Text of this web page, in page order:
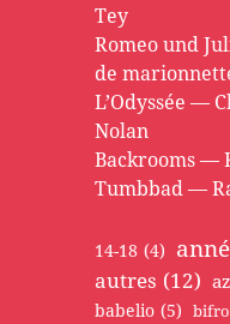
Tey
Romeo und
de
L’Odyssée —
Nolan
Backrooms —
Tumbbad —
14-18 (4)
autres (12)
babelio (5)